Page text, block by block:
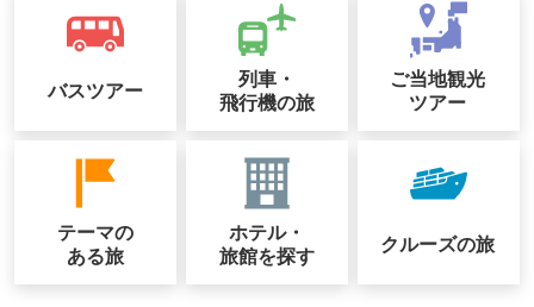
バスツアー
列車・
飛行機の旅
ご当地観光
ツアー
テーマの
ある旅
ホテル・
旅館を探す
クルーズの旅